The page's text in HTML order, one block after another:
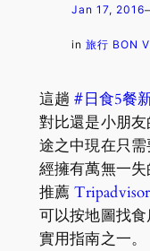
Jan 17, 2016
in 旅行 BON
這趟#日食5餐
對比還是小朋
途之中現在只
經擁有萬無一
推薦
可以按地圖找
實用指南之一。